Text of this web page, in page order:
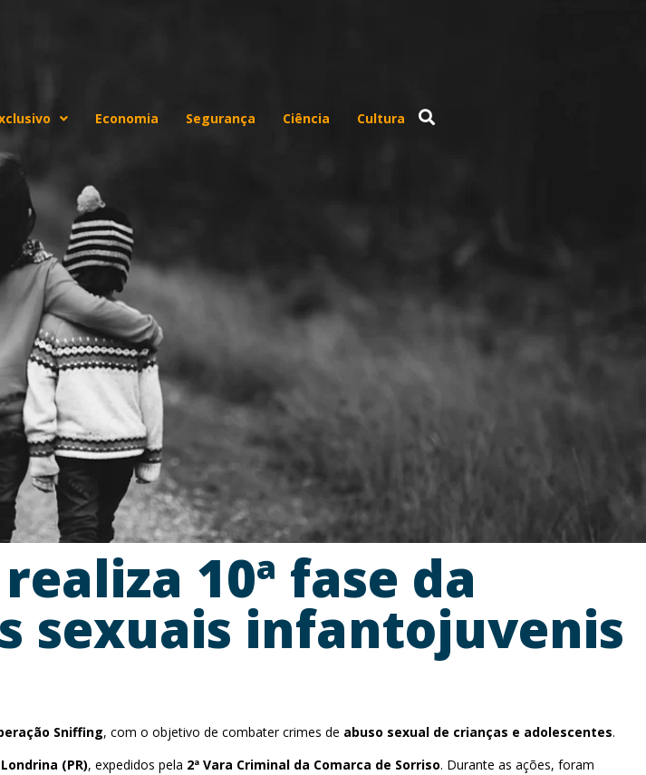
Economia Segurança Ciência Cultura
10ª fase da
sexuais infantojuvenis
Sniffing, com o objetivo de combater crimes de abuso sexual de crianças e adolescentes.
(PR), expedidos pela 2ª Vara Criminal da Comarca de Sorriso. Durante as ações, foram